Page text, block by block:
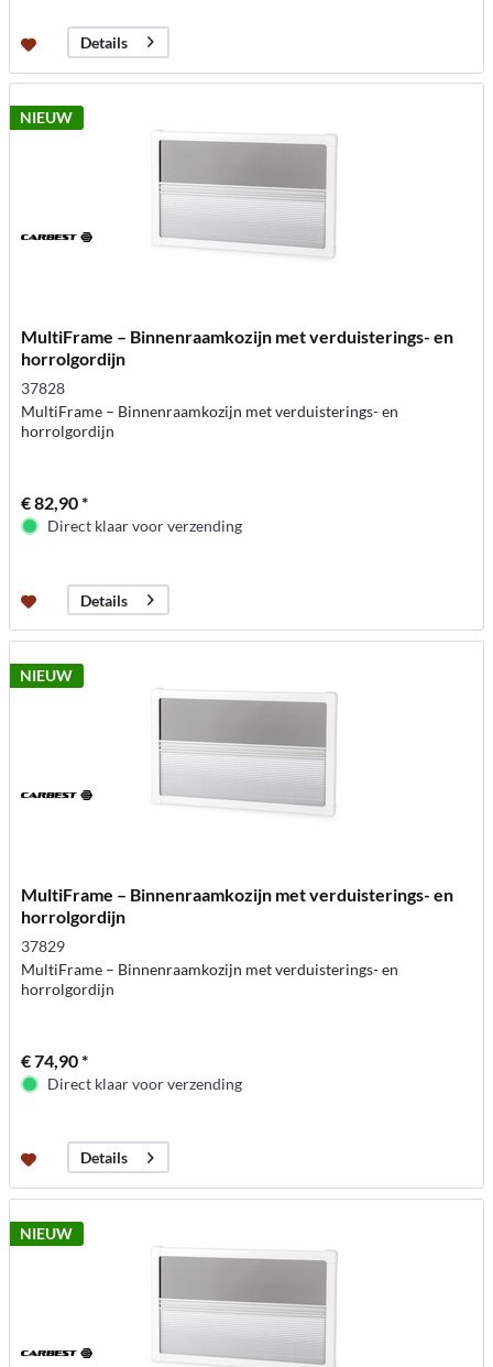
Details
NIEUW
MultiFrame – Binnenraamkozijn met verduisterings- en
horrolgordijn
37828
MultiFrame – Binnenraamkozijn met verduisterings- en
horrolgordijn
€ 82,90 *
Direct klaar voor verzending
Details
NIEUW
MultiFrame – Binnenraamkozijn met verduisterings- en
horrolgordijn
37829
MultiFrame – Binnenraamkozijn met verduisterings- en
horrolgordijn
€ 74,90 *
Direct klaar voor verzending
Details
NIEUW